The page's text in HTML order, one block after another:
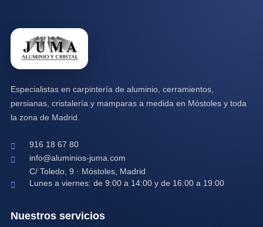
Especialistas en carpintería de aluminio, cerramientos,
persianas, cristalería y mamparas a medida en Móstoles y toda
la zona de Madrid.
916 18 67 80
info@aluminios-juma.com
C/ Toledo, 9 · Móstoles, Madrid
Lunes a viernes: de 9:00 a 14:00 y de 16:00 a 19:00
Nuestros servicios